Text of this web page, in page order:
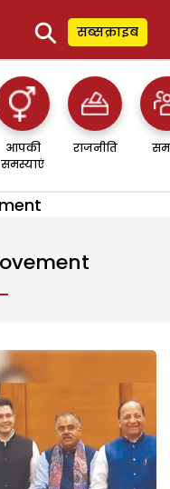
⚲ सब्सक्राइब
आपकी
समस्याएं
राजनीति